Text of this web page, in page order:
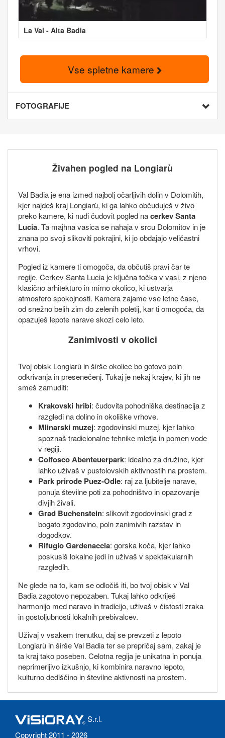
La Val - Alta Badia
Vse spletne kamere
FOTOGRAFIJE
Živahen pogled na Longiarù
Val Badia je ena izmed najbolj očarljivih dolin v Dolomitih,
kjer najdeš kraj Longiarù, ki ga lahko občuduješ v živo
preko kamere, ki nudi čudovit pogled nacerkev Santa
Lucia. Ta majhna vasica se nahaja v srcu Dolomitov in je
znana po svoji slikoviti pokrajini, ki jo obdajajo veličastni
vrhovi.
Pogled iz kamere ti omogoča, da občutiš pravi čar te
regije. Cerkev Santa Lucia je ključna točka v vasi, z njeno
klasično arhitekturo in mirno okolico, ki ustvarja
atmosfero spokojnosti. Kamera zajame vse letne čase,
od snežno belih zim do zelenih poletij, kar ti omogoča, da
opazuješ lepote narave skozi celo leto.
Zanimivosti v okolici
Tvoj obisk Longiarù in širše okolice bo gotovo poln
odkrivanja in presenečenj. Tukaj je nekaj krajev, ki jih ne
smeš zamuditi:
Krakovski hribi: čudovita pohodniška destinacija z
razgledi na dolino in okoliške vrhove.
Mlinarski muzej: zgodovinski muzej, kjer lahko
spoznaš tradicionalne tehnike mletja in pomen vode
v regiji.
Colfosco Abenteuerpark: idealno za družine, kjer
lahko uživaš v pustolovskih aktivnostih na prostem.
Park prirode Puez-Odle: raj za ljubitelje narave,
ponuja številne poti za pohodništvo in opazovanje
divjih živali.
Grad Buchenstein: slikovit zgodovinski grad z
bogato zgodovino, poln zanimivih razstav in
dogodkov.
Rifugio Gardenaccia: gorska koča, kjer lahko
poskusiš lokalne jedi in uživaš v spektakularnih
razgledih.
Ne glede na to, kam se odločiš iti, bo tvoj obisk v Val
Badia zagotovo nepozaben. Tukaj lahko odkriješ
harmonijo med naravo in tradicijo, uživaš v čistosti zraka
in gostoljubnosti lokalnih prebivalcev.
Uživaj v vsakem trenutku, daj se prevzeti z lepoto
Longiarù in širše Val Badia ter se prepričaj sam, zakaj je
ta kraj tako poseben. Celotna regija je unikatna in ponuja
neprimerljivo izkušnjo, ki kombinira naravno lepoto,
kulturno dediščino in številne aktivnosti na prostem.
S.r.l.
Copyright 2011 - 2026